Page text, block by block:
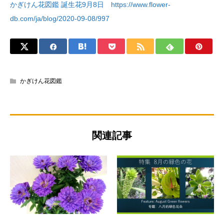
かぎけん花図鑑 誕生花9月8日 https://www.flower-
db.com/ja/blog/2020-09-08/997
かぎけん花図鑑
関連記事